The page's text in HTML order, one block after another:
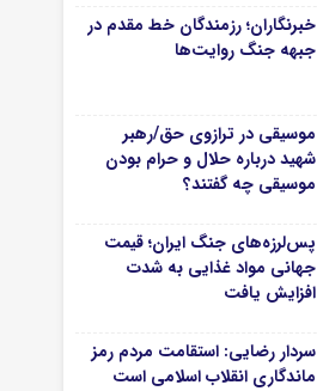
خبرنگاران؛ رزمندگان خط مقدم در
جبهه جنگ روایت‌ها
موسیقی در ترازوی حق/رهبر
شهید درباره حلال و حرام بودن
موسیقی چه گفتند؟
پس‌لرزه‌های جنگ ایران؛ قیمت
جهانی مواد غذایی به شدت
افزایش یافت
سردار رضایی: استقامت مردم رمز
ماندگاری انقلاب اسلامی است